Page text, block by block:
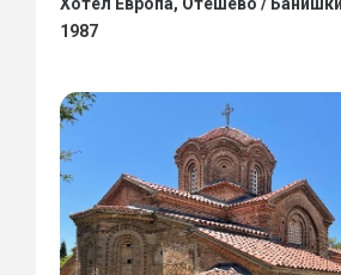
Хотел Европа, Отешево /
1987